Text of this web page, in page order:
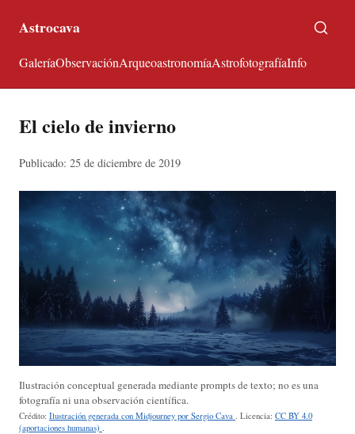
Astrocava
GaleríaObservaciónArqueoastronomíaAstrofotografíaInfo
El cielo de invierno
Publicado: 25 de diciembre de 2019
Ilustración conceptual generada mediante prompts de texto; no es una
fotografía ni una observación científica.
Crédito: Ilustración generada con Midjourney por Sergio Cava . Licencia: CC BY 4.0
(aportaciones humanas) .